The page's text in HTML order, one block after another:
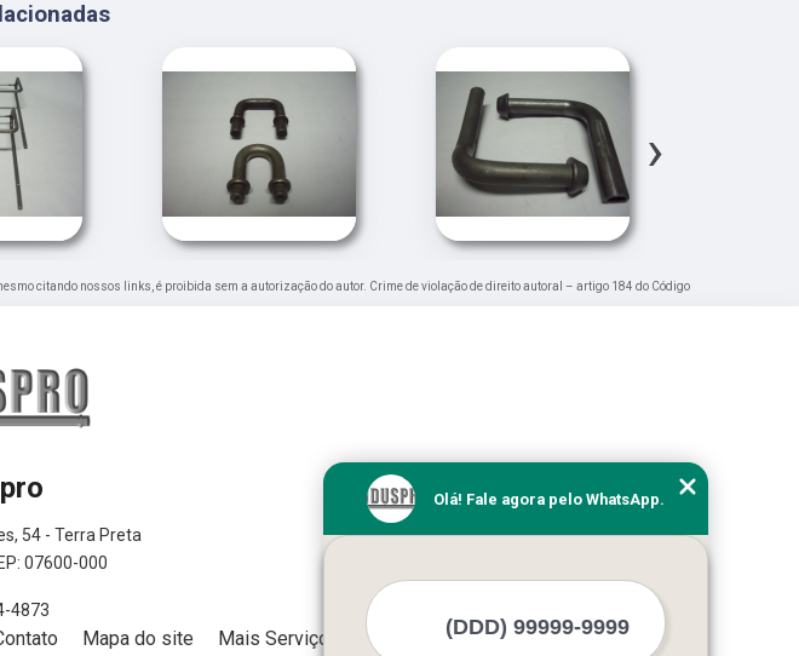
›
citando nossos links, é proibida sem a autorização do autor. Crime de violação de direito autoral – artigo 184 do Código
54 - Terra Preta
07600-000
4873
Mapa do site Mais Serviços
Olá! Fale agora pelo WhatsApp.